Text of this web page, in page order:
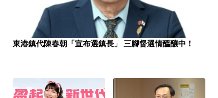
東港鎮代陳春朝「宣布選鎮長」 三腳督選情醞釀中！